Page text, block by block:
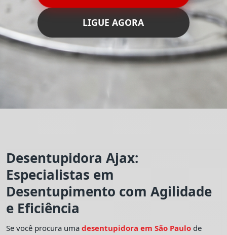
LIGUE AGORA
Desentupidora Ajax:
Especialistas em
Desentupimento com Agilidade
e Eficiência
Se você procura umadesentupidora em São Paulo de